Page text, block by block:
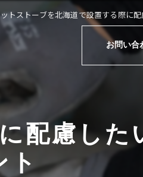
トストーブを北海道で設置する際に
お問い合
配慮した
ト